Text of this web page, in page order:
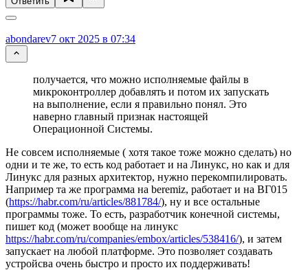
abondarev7 окт 2025 в 07:34
получается, что можно исполняемые файлы в
микроконтроллер добавлять и потом их запускать
на выполнение, если я правильно понял. Это
наверно главный признак настоящей
Операционной Системы.
Не совсем исполняемые ( хотя такое тоже можно сделать) но
одни и те же, то есть код работает и на Линукс, но как и для
Линукс для разных архитектор, нужно перекомпилировать.
Например та же программа на beremiz, работает и на ВГ015
(https://habr.com/ru/articles/881784/), ну и все остальные
программы тоже. То есть, разработчик конечной системы,
пишет код (может вообще на линукс
https://habr.com/ru/companies/embox/articles/538416/), и затем
запускает на любой платформе. Это позволяет создавать
устройсва очень быстро и просто их поддерживать!